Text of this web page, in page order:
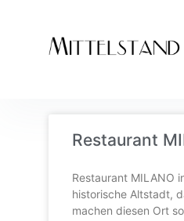
Restaurant
Restaurant MILANO
historische Altstadt,
machen diesen Ort